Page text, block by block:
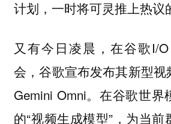
计划，一时将可灵推上热议
又有今日凌晨，在谷歌I/
会，谷歌宣布发布其新型
Gemini Omni。在谷歌世界
的“视频生成模型”，为当